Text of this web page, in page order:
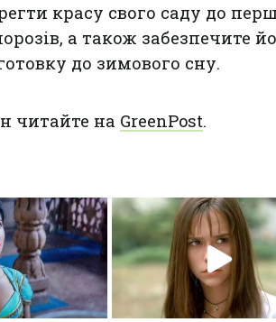
красу свого саду до
а також забезпечите
до зимового сну.
читайте на GreenPost.